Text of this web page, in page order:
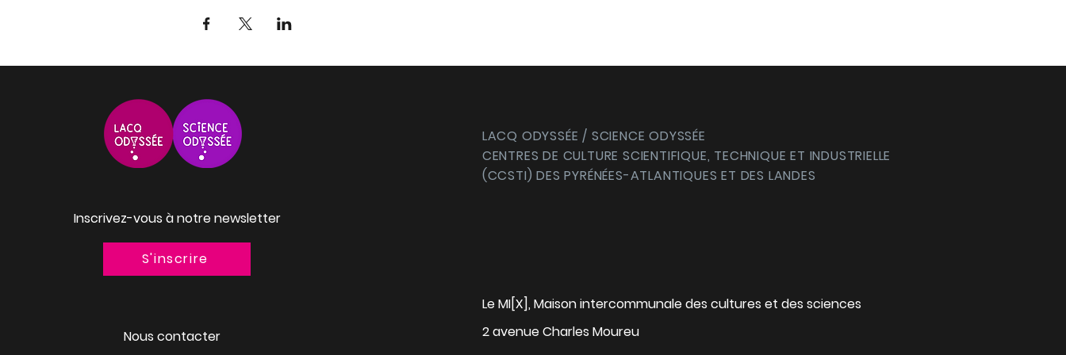
Inscrivez-vous à notre newsletter
S'inscrire
Nous contacter
LACQ ODYSSÉE / SCIENCE ODYSSÉE
CENTRES DE CULTURE SCIENTIFIQUE, TECHNIQUE ET INDUSTRIELLE
(CCSTI) DES PYRÉNÉES-ATLANTIQUES ET DES LANDES
Le MI[X], Maison intercommunale des cultures et des sciences
2 avenue Charles Moureu